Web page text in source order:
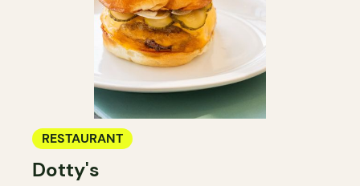
RESTAURANT
Dotty's